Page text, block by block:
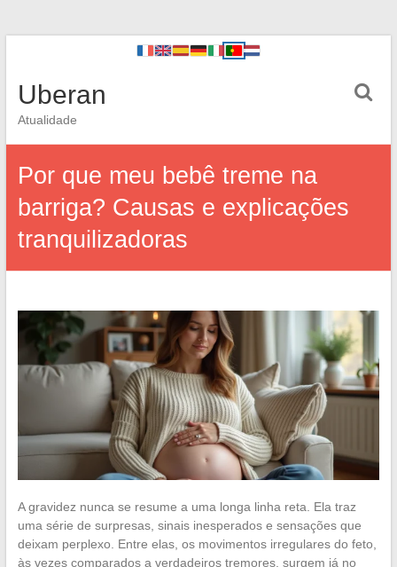
Uberan
Atualidade
Por que meu bebê treme na
barriga? Causas e explicações
tranquilizadoras
A gravidez nunca se resume a uma longa linha reta. Ela traz
uma série de surpresas, sinais inesperados e sensações que
deixam perplexo. Entre elas, os movimentos irregulares do feto,
às vezes comparados a verdadeiros tremores, surgem já no